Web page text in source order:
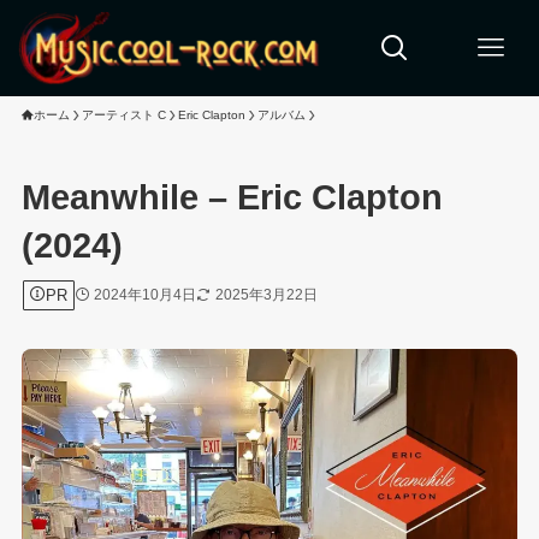
ホーム アーティスト C Eric Clapton アルバム
Meanwhile – Eric Clapton
(2024)
PR 2024年10月4日 2025年3月22日